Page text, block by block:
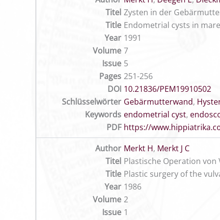
Titel Zysten in der
Title Endometrial cysts in
Year 1991
Volume 7
Issue 5
Pages 251-256
DOI 10.21836/PEM19910502
Schlüsselwörter Gebärmutterwand,
Keywords endometrial cyst,
PDF https://
Author Merkt H, Merkt J C
Titel Plastische Operation
Title Plastic surgery of the
Year 1986
Volume 2
Issue 1